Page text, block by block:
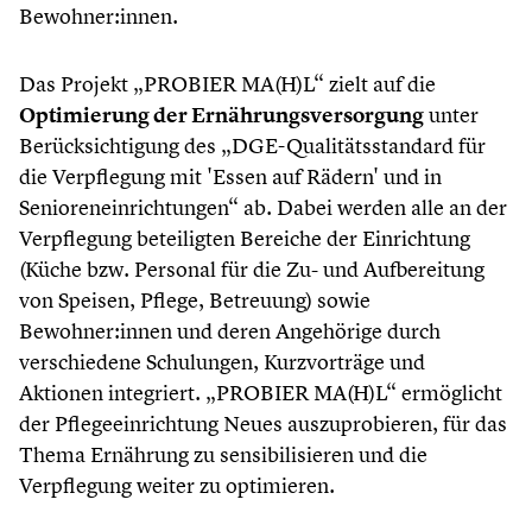
Bewohner:innen.
Das Projekt „PROBIER MA(H)L“ zielt auf die
Optimierung der Ernährungsversorgungunter
Berücksichtigung des „DGE-Qualitätsstandard für
die Verpflegung mit 'Essen auf Rädern' und in
Senioreneinrichtungen“ ab. Dabei werden alle an der
Verpflegung beteiligten Bereiche der Einrichtung
(Küche bzw. Personal für die Zu- und Aufbereitung
von Speisen, Pflege, Betreuung) sowie
Bewohner:innen und deren Angehörige durch
verschiedene Schulungen, Kurzvorträge und
Aktionen integriert. „PROBIER MA(H)L“ ermöglicht
der Pflegeeinrichtung Neues auszuprobieren, für das
Thema Ernährung zu sensibilisieren und die
Verpflegung weiter zu optimieren.